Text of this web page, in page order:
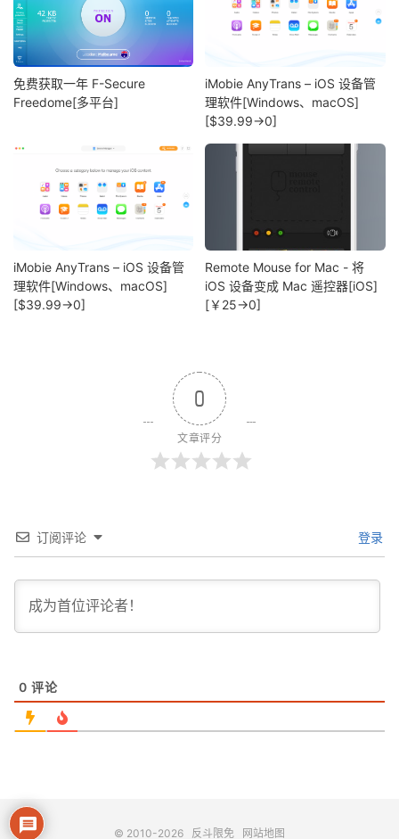
免费获取一年 F-Secure
Freedome[多平台]
iMobie AnyTrans – iOS 设备管
理软件[Windows、macOS]
[$39.99→0]
iMobie AnyTrans – iOS 设备管
理软件[Windows、macOS]
[$39.99→0]
Remote Mouse for Mac - 将
iOS 设备变成 Mac 遥控器[iOS]
[￥25→0]
0
文章评分
订阅评论 登录
0 评论
© 2010-2026 反斗限免 网站地图